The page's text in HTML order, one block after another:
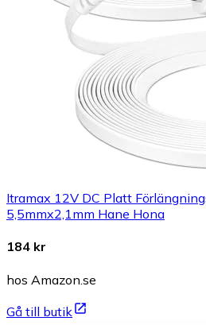
Itramax 12V DC Platt
5,5mmx2,1mm Hane Hona
184 kr
hos Amazon.se
Gå till butik